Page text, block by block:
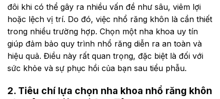
đôi khi có thể gây ra nhiều vấn đề như sâu, viêm lợi
hoặc lệch vị trí. Do đó, việc nhổ răng khôn là cần thiết
trong nhiều trường hợp. Chọn một nha khoa uy tín
giúp đảm bảo quy trình nhổ răng diễn ra an toàn và
hiệu quả. Điều này rất quan trọng, đặc biệt là đối với
sức khỏe và sự phục hồi của bạn sau tiểu phẫu.
2. Tiêu chí lựa chọn nha khoa nhổ răng khôn